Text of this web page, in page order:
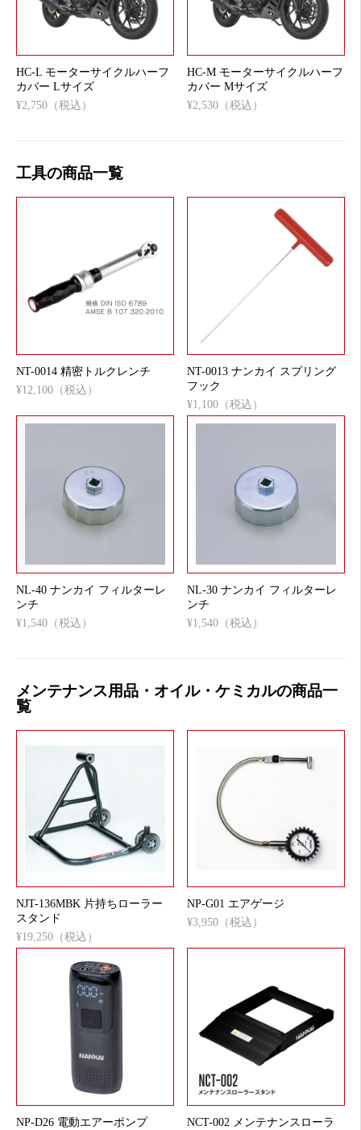
HC-L モーターサイクルハーフ
カバー Lサイズ
¥2,750（税込）
HC-M モーターサイクルハーフ
カバー Mサイズ
¥2,530（税込）
工具の商品一覧
NT-0014 精密トルクレンチ
¥12,100（税込）
NT-0013 ナンカイ スプリング
フック
¥1,100（税込）
NL-40 ナンカイ フィルターレ
ンチ
¥1,540（税込）
NL-30 ナンカイ フィルターレ
ンチ
¥1,540（税込）
メンテナンス用品・オイル・ケミカルの商品一
覧
NJT-136MBK 片持ちローラー
スタンド
¥19,250（税込）
NP-G01 エアゲージ
¥3,950（税込）
NP-D26 電動エアーポンプ
NCT-002 メンテナンスローラ